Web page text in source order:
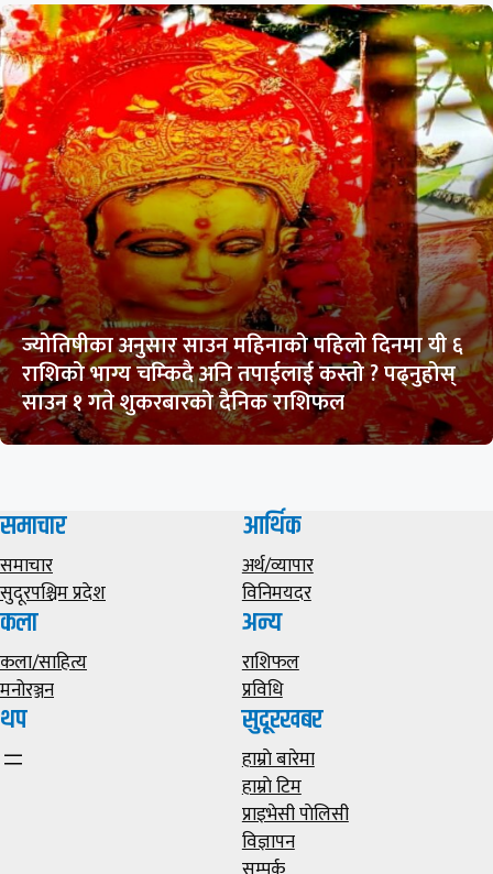
ज्योतिषीका अनुसार साउन महिनाको पहिलो दिनमा यी ६
राशिको भाग्य चम्किदै अनि तपाईलाई कस्तो ? पढ्नुहोस्
साउन १ गते शुकरबारको दैनिक राशिफल
समाचार
समाचार
सुदूरपश्चिम प्रदेश
आर्थिक
अर्थ/व्यापार
विनिमयदर
कला
कला/साहित्य
मनोरञ्जन
अन्य
राशिफल
प्रविधि
थप सुदूरखबर
हाम्राे बारेमा
हाम्राे टिम
प्राइभेसी पाेलिसी
विज्ञापन